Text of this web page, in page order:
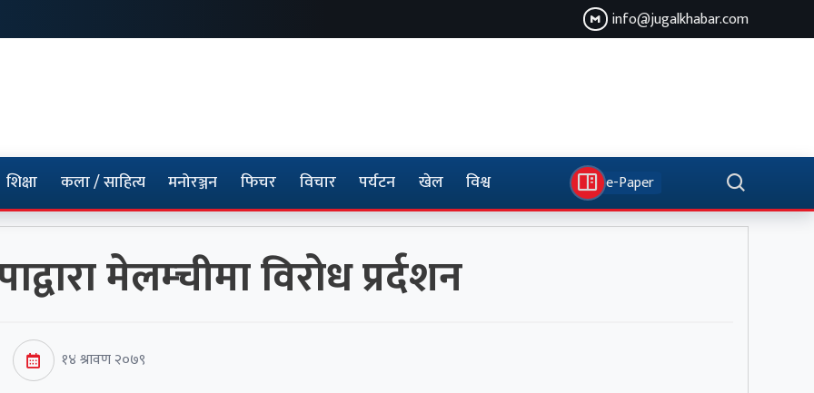
info@jugalkhabar.com
शिक्षा कला / साहित्य मनोरञ्जन फिचर विचार पर्यटन खेल विश्व e-Paper
मेलम्चीमा विरोध प्रर्दशन
१४ श्रावण २०७९